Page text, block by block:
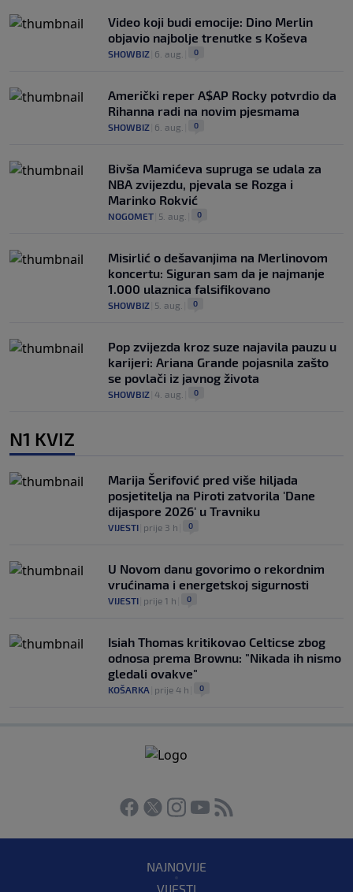
Video koji budi emocije: Dino Merlin
objavio najbolje trenutke s Koševa
SHOWBIZ 6. aug. 0
Američki reper A$AP Rocky potvrdio da
Rihanna radi na novim pjesmama
SHOWBIZ 6. aug. 0
Bivša Mamićeva supruga se udala za
NBA zvijezdu, pjevala se Rozga i
Marinko Rokvić
NOGOMET 5. aug. 0
Misirlić o dešavanjima na Merlinovom
koncertu: Siguran sam da je najmanje
1.000 ulaznica falsifikovano
SHOWBIZ 5. aug. 0
Pop zvijezda kroz suze najavila pauzu u
karijeri: Ariana Grande pojasnila zašto
se povlači iz javnog života
SHOWBIZ 4. aug. 0
N1 KVIZ
Marija Šerifović pred više hiljada
posjetitelja na Piroti zatvorila 'Dane
dijaspore 2026' u Travniku
VIJESTI prije 3 h 0
U Novom danu govorimo o rekordnim
vrućinama i energetskoj sigurnosti
VIJESTI prije 1 h 0
Isiah Thomas kritikovao Celticse zbog
odnosa prema Brownu: "Nikada ih nismo
gledali ovakve"
KOŠARKA prije 4 h 0
NAJNOVIJE
VIJESTI